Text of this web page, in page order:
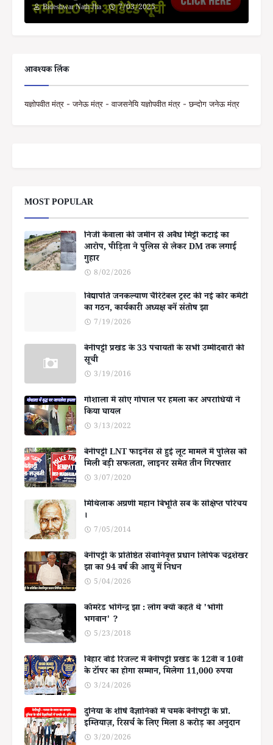
Bideshwar Nath Jha 7/03/2025
आवश्यक लिंक
यज्ञोपवीत मंत्र - जनेऊ मंत्र - वाजसनेयि यज्ञोपवीत मंत्र - छन्दोग जनेऊ मंत्र
MOST POPULAR
निजी केवाला की जमीन से अवैध मिट्टी कटाई का
आरोप, पीड़िता ने पुलिस से लेकर DM तक लगाई
गुहार
8/02/2026
विद्यापति जनकल्याण चैरिटेबल ट्रस्ट की नई कोर कमेटी
का गठन, कार्यकारी अध्यक्ष बनें संतोष झा
7/19/2026
बेनीपट्टी प्रखंड के 33 पंचायतों के सभी उम्मीदवारों की
सूची
3/19/2016
गोशाला में सोए गोपाल पर हमला कर अपराधियों ने
किया घायल
3/13/2022
बेनीपट्टी LNT फाइनेंस से हुई लूट मामले में पुलिस को
मिली बड़ी सफलता, लाइनर समेत तीन गिरफ्तार
3/07/2020
मिथिलाक अग्रणी महान बिभूति सब के संक्षिप्त परिचय
।
7/05/2014
बेनीपट्टी के प्रतिष्ठित सेवानिवृत्त प्रधान लिपिक चंद्रशेखर
झा का 94 वर्ष की आयु में निधन
5/04/2026
कॉमरेड भोगेन्द्र झा : लोग क्यों कहते थे 'भोगी
भगवान' ?
5/23/2018
बिहार बोर्ड रिजल्ट में बेनीपट्टी प्रखंड के 12वीं व 10वीं
के टॉपर का होगा सम्मान, मिलेगा 11,000 रुपया
3/24/2026
दुनिया के शीर्ष वैज्ञानिकों में चमके बेनीपट्टी के प्रो.
इम्तियाज़, रिसर्च के लिए मिला 8 करोड़ का अनुदान
3/20/2026